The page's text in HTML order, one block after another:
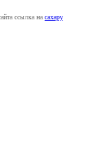
ссылка на caxapу